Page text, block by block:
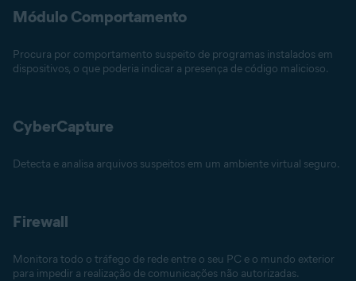
Módulo Comportamento
Procura por comportamento suspeito de programas instalados em
dispositivos, o que poderia indicar a presença de código malicioso.
CyberCapture
Detecta e analisa arquivos suspeitos em um ambiente virtual seguro.
Firewall
Monitora todo o tráfego de rede entre o seu PC e o mundo exterior
para impedir a realização de comunicações não autorizadas.